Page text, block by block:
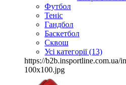
Футбол
Теніс
Гандбол
Баскетбол
Сквош
Усі категорії (13)
https://b2b.insportline.com.ua/
100x100.jpg